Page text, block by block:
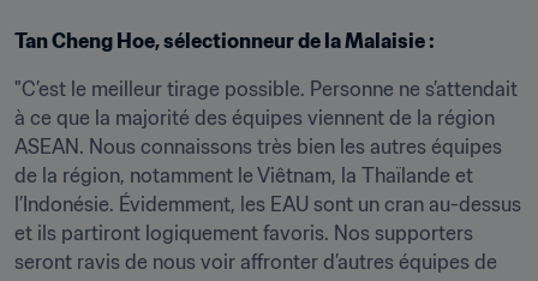
Tan Cheng Hoe, sélectionneur de la Malaisie :
"C’est le meilleur tirage possible. Personne ne s’attendait
à ce que la majorité des équipes viennent de la région
ASEAN. Nous connaissons très bien les autres équipes
de la région, notamment le Viêtnam, la Thaïlande et
l’Indonésie. Évidemment, les EAU sont un cran au-dessus
et ils partiront logiquement favoris. Nos supporters
seront ravis de nous voir affronter d’autres équipes de